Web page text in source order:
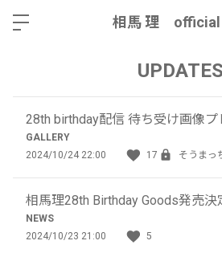
相馬 理 official
UPDATES
28th birthday配信 待ち受け画像プ
GALLERY
2024/10/24 22:00
17 そうまっ
相馬理28th Birthday Goods発売決
NEWS
2024/10/23 21:00
5